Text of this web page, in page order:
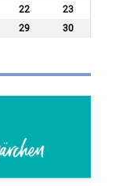
22
23
29
30